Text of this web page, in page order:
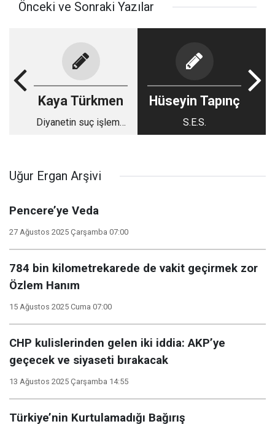
Önceki ve Sonraki Yazılar
Kaya Türkmen
Diyanetin suç işleme
Hüseyin Tapınç
S.E.S.
Uğur Ergan Arşivi
Pencere’ye Veda
27 Ağustos 2025 Çarşamba 07:00
784 bin kilometrekarede de vakit geçirmek zor
Özlem Hanım
15 Ağustos 2025 Cuma 07:00
CHP kulislerinden gelen iki iddia: AKP’ye
geçecek ve siyaseti bırakacak
13 Ağustos 2025 Çarşamba 14:55
Türkiye’nin Kurtulamadığı Bağırış